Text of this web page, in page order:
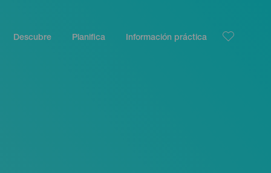
Descubre Planifica Información práctica